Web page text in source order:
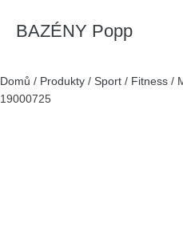
BAZÉNY Popp
Domů / Produkty / Sport / Fitness /
19000725